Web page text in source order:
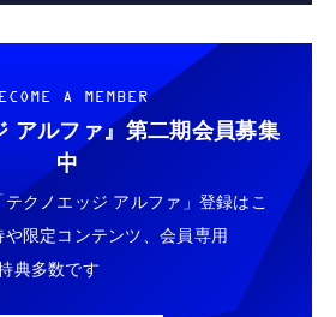
A MEMBER
アルファ』 第二期会員募集
中
クノエッジ アルファ」登録はこ
限定コンテンツ、会員専用
典多数です